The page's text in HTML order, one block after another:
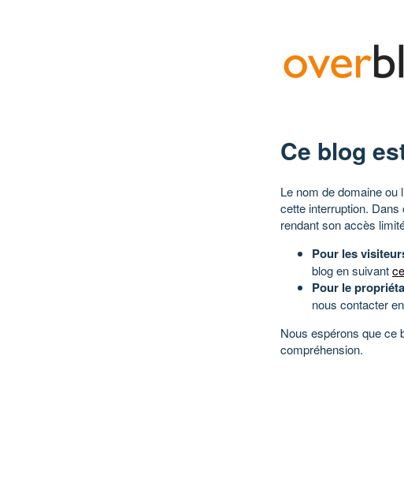
Ce blog
Le nom de domaine ou
cette interruption.
rendant son accès
Pour les
blog en suivant
Pour le
nous contacter
Nous espérons que ce
compréhension.